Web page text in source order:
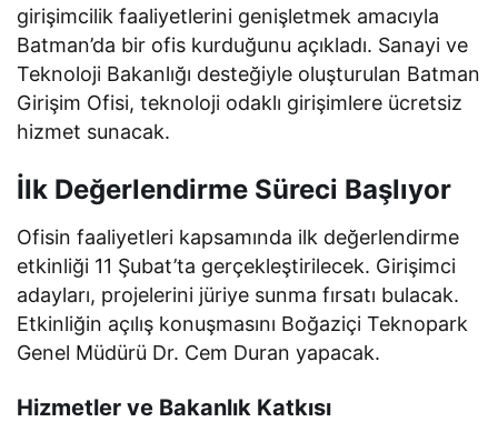
girişimcilik faaliyetlerini genişletmek amacıyla
Batman’da bir ofis kurduğunu açıkladı. Sanayi ve
Teknoloji Bakanlığı desteğiyle oluşturulan Batman
Girişim Ofisi, teknoloji odaklı girişimlere ücretsiz
hizmet sunacak.
İlk Değerlendirme Süreci Başlıyor
Ofisin faaliyetleri kapsamında ilk değerlendirme
etkinliği 11 Şubat’ta gerçekleştirilecek. Girişimci
adayları, projelerini jüriye sunma fırsatı bulacak.
Etkinliğin açılış konuşmasını Boğaziçi Teknopark
Genel Müdürü Dr. Cem Duran yapacak.
Hizmetler ve Bakanlık Katkısı